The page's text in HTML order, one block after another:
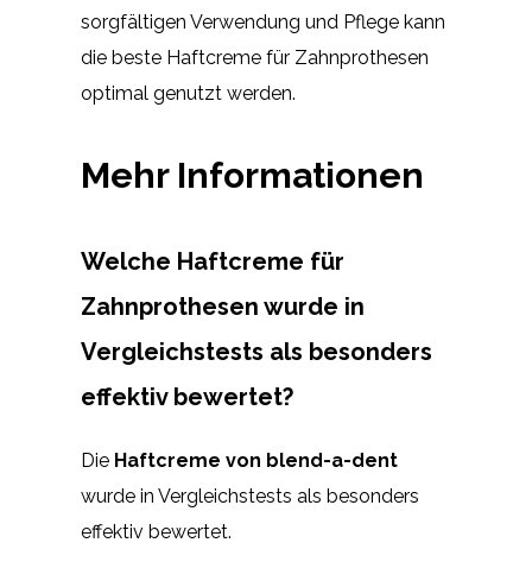
sorgfältigen Verwendung und Pflege kann
die beste Haftcreme für Zahnprothesen
optimal genutzt werden.
Mehr Informationen
Welche Haftcreme für
Zahnprothesen wurde in
Vergleichstests als besonders
effektiv bewertet?
Die Haftcreme von blend-a-dent
wurde in Vergleichstests als besonders
effektiv bewertet.